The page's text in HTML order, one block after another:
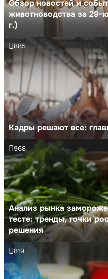
Обзор новостей и
животноводства за 29-
г.)
Кадры решают все:
885
Анализ рынка
тесте: тренды, точки
решения
968
819